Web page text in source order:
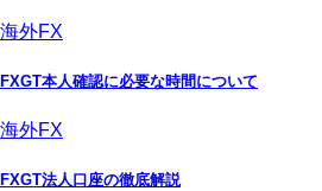
海外FX
FXGT本人確認に必要な時間について
海外FX
FXGT法人口座の徹底解説